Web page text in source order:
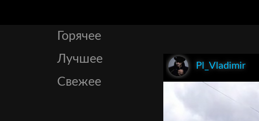
Горячее
Лучшее
Свежее
Pl_Vladimir